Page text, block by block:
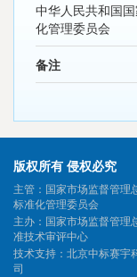
中华人民共和国
化管理委员会
备注
版权所有 侵权必究
主管：国家市场监督管理
标准化管理委员会
主办：国家市场监督管理
准技术审评中心
技术支持：北京中标赛宇
司